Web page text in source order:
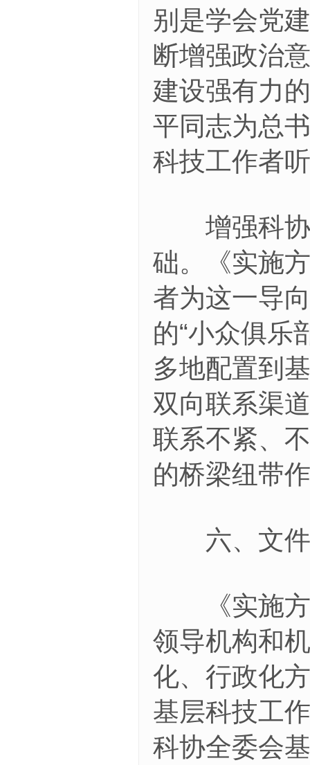
别是学会党
断增强政治
建设强有力
平同志为总
科技工作者
增强科协
础。《实施
者为这一导
的“小众俱乐
多地配置到
双向联系渠
联系不紧、
的桥梁纽带
六、文件
《实施方
领导机构和
化、行政化
基层科技工
科协全委会